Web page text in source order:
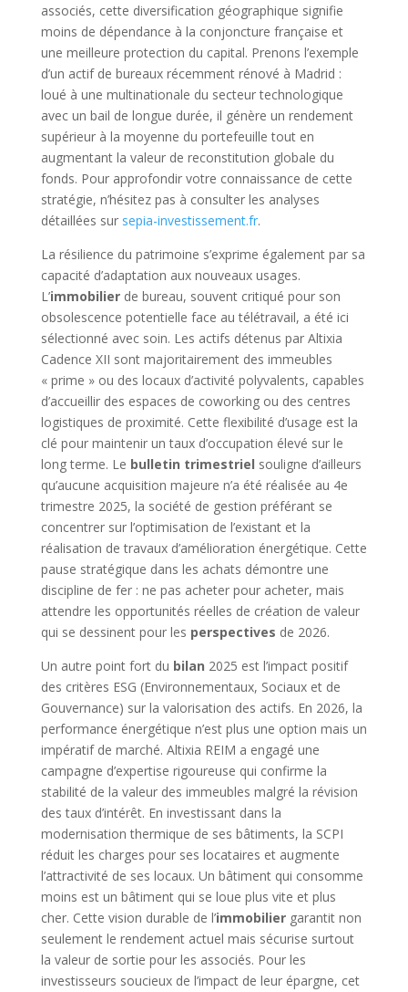
associés, cette diversification géographique signifie
moins de dépendance à la conjoncture française et
une meilleure protection du capital. Prenons l’exemple
d’un actif de bureaux récemment rénové à Madrid :
loué à une multinationale du secteur technologique
avec un bail de longue durée, il génère un rendement
supérieur à la moyenne du portefeuille tout en
augmentant la valeur de reconstitution globale du
fonds. Pour approfondir votre connaissance de cette
stratégie, n’hésitez pas à consulter les analyses
détaillées sur sepia-investissement.fr.
La résilience du patrimoine s’exprime également par sa
capacité d’adaptation aux nouveaux usages.
L’immobilierde bureau, souvent critiqué pour son
obsolescence potentielle face au télétravail, a été ici
sélectionné avec soin. Les actifs détenus par Altixia
Cadence XII sont majoritairement des immeubles
« prime » ou des locaux d’activité polyvalents, capables
d’accueillir des espaces de coworking ou des centres
logistiques de proximité. Cette flexibilité d’usage est la
clé pour maintenir un taux d’occupation élevé sur le
long terme. Le bulletin trimestriel souligne d’ailleurs
qu’aucune acquisition majeure n’a été réalisée au 4e
trimestre 2025, la société de gestion préférant se
concentrer sur l’optimisation de l’existant et la
réalisation de travaux d’amélioration énergétique. Cette
pause stratégique dans les achats démontre une
discipline de fer : ne pas acheter pour acheter, mais
attendre les opportunités réelles de création de valeur
qui se dessinent pour les perspectives de 2026.
Un autre point fort du bilan 2025 est l’impact positif
des critères ESG (Environnementaux, Sociaux et de
Gouvernance) sur la valorisation des actifs. En 2026, la
performance énergétique n’est plus une option mais un
impératif de marché. Altixia REIM a engagé une
campagne d’expertise rigoureuse qui confirme la
stabilité de la valeur des immeubles malgré la révision
des taux d’intérêt. En investissant dans la
modernisation thermique de ses bâtiments, la SCPI
réduit les charges pour ses locataires et augmente
l’attractivité de ses locaux. Un bâtiment qui consomme
moins est un bâtiment qui se loue plus vite et plus
cher. Cette vision durable de l’immobiliergarantit non
seulement le rendement actuel mais sécurise surtout
la valeur de sortie pour les associés. Pour les
investisseurs soucieux de l’impact de leur épargne, cet